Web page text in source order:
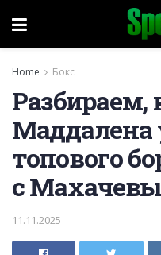
Home Бокс
Разбираем,
топового
с
11.11.2025